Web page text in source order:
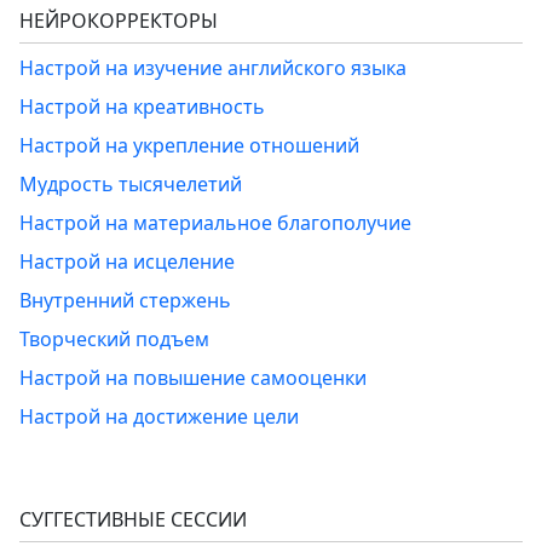
НЕЙРОКОРРЕКТОРЫ
Настрой на изучение английского языка
Настрой на креативность
Настрой на укрепление отношений
Мудрость тысячелетий
Настрой на материальное благополучие
Настрой на исцеление
Внутренний стержень
Творческий подъем
Настрой на повышение самооценки
Настрой на достижение цели
СУГГЕСТИВНЫЕ СЕССИИ